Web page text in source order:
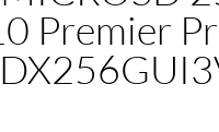
Premier